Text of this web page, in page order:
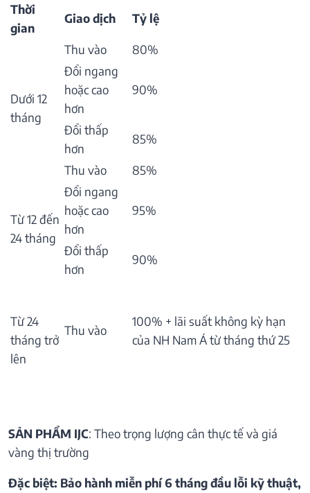
Thời
gian
Giao dịch Tỷ lệ
Dưới 12
tháng
Thu vào
80%
Đổi ngang
hoặc cao
hơn
90%
Đổi thấp
hơn
85%
Từ 12 đến
24 tháng
Thu vào
85%
Đổi ngang
hoặc cao
hơn
95%
Đổi thấp
hơn
90%
Từ 24
tháng trở
lên
Thu vào
100% + lãi suất không kỳ hạn
của NH Nam Á từ tháng thứ 25
SẢN PHẨM IJC: Theo trọng lượng cân thực tế và giá
vàng thị trường
Đặc biệt: Bảo hành miễn phí 6 tháng đầu lỗi kỹ thuật,